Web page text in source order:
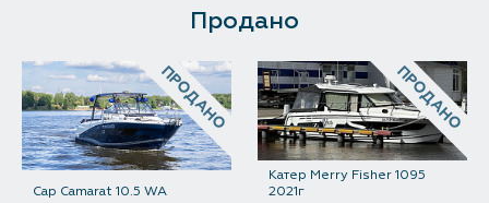
Продано
Cap Camarat 10.5 WA
ПРОДАНО
Катер Merry Fisher 1095
2021г
ПРОДАНО